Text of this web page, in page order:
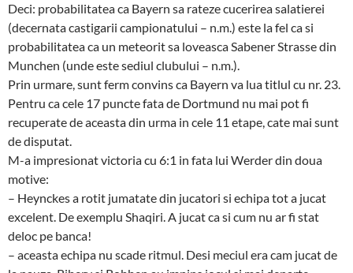
Deci: probabilitatea ca Bayern sa rateze cucerirea salatierei
(decernata castigarii campionatului – n.m.) este la fel ca si
probabilitatea ca un meteorit sa loveasca Sabener Strasse din
Munchen (unde este sediul clubului – n.m.).
Prin urmare, sunt ferm convins ca Bayern va lua titlul cu nr. 23.
Pentru ca cele 17 puncte fata de Dortmund nu mai pot fi
recuperate de aceasta din urma in cele 11 etape, cate mai sunt
de disputat.
M-a impresionat victoria cu 6:1 in fata lui Werder din doua
motive:
– Heynckes a rotit jumatate din jucatori si echipa tot a jucat
excelent. De exemplu Shaqiri. A jucat ca si cum nu ar fi stat
deloc pe banca!
– aceasta echipa nu scade ritmul. Desi meciul era cam jucat de